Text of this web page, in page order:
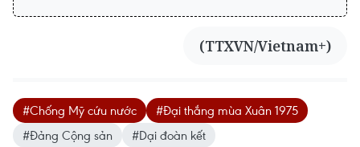
(TTXVN/Vietnam+)
#Chống Mỹ cứu nước
#Đại thắng mùa Xuân 1975
#Đảng Cộng sản
#Dại đoàn kết